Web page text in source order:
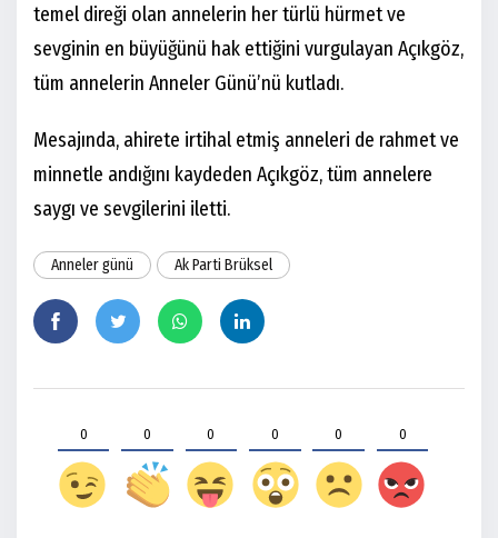
temel direği olan annelerin her türlü hürmet ve
sevginin en büyüğünü hak ettiğini vurgulayan Açıkgöz,
tüm annelerin Anneler Günü’nü kutladı.
Mesajında, ahirete irtihal etmiş anneleri de rahmet ve
minnetle andığını kaydeden Açıkgöz, tüm annelere
saygı ve sevgilerini iletti.
Anneler günü Ak Parti Brüksel
0 0 0 0 0 0